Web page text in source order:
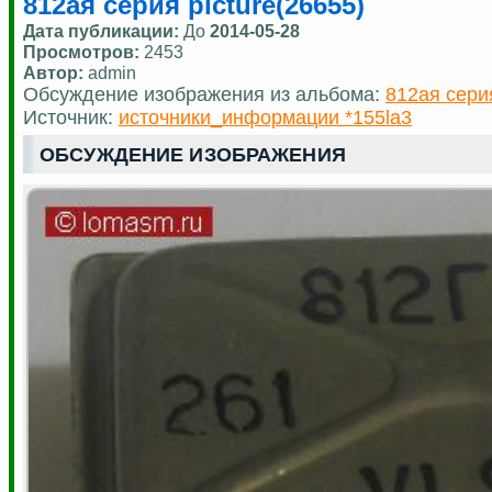
Дата публикации: До 2014-05-28
Просмотров: 2453
Автор: admin
Обсуждение изображения из альбома: 812ая
Источник: источники_информации *155la3
ОБСУЖДЕНИЕ ИЗОБРАЖЕНИЯ